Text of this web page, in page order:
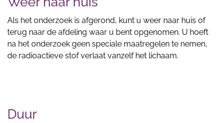
Als het onderzoek is afgerond, kunt u weer naar huis of
terug naar de afdeling waar u bent opgenomen. U hoeft
na het onderzoek geen speciale maatregelen te nemen,
de radioactieve stof verlaat vanzelf het lichaam.
Duur